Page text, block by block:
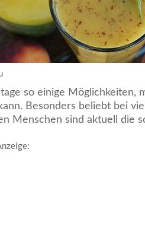
so einige Möglichkeiten,
Besonders beliebt bei
Menschen sind aktuell die